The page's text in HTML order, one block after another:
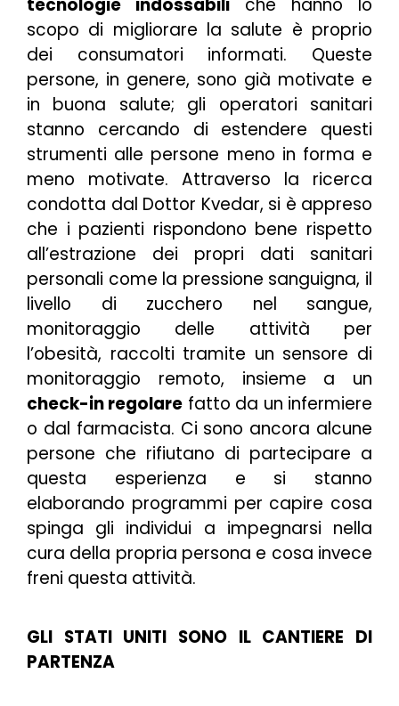
tecnologie indossabili che hanno lo
scopo di migliorare la salute è proprio
dei consumatori informati. Queste
persone, in genere, sono già motivate e
in buona salute; gli operatori sanitari
stanno cercando di estendere questi
strumenti alle persone meno in forma e
meno motivate. Attraverso la ricerca
condotta dal Dottor Kvedar, si è appreso
che i pazienti rispondono bene rispetto
all’estrazione dei propri dati sanitari
personali come la pressione sanguigna, il
livello di zucchero nel sangue,
monitoraggio delle attività per
l’obesità, raccolti tramite un sensore di
monitoraggio remoto, insieme a un
check-in regolare fatto da un infermiere
o dal farmacista. Ci sono ancora alcune
persone che rifiutano di partecipare a
questa esperienza e si stanno
elaborando programmi per capire cosa
spinga gli individui a impegnarsi nella
cura della propria persona e cosa invece
freni questa attività.
GLI STATI UNITI SONO IL CANTIERE DI
PARTENZA